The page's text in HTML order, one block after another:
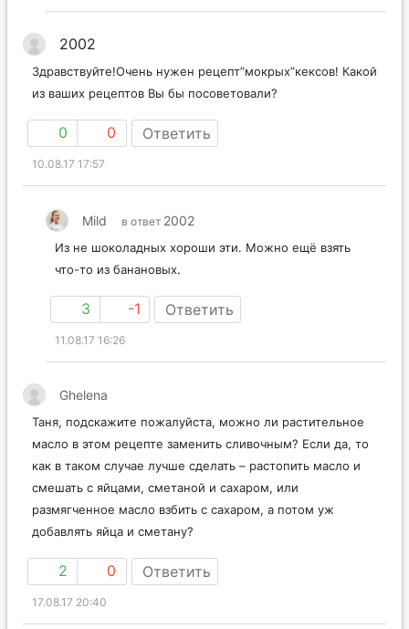
2002
Здравствуйте!Очень нужен рецепт”мокрых”кексов! Какой
из ваших рецептов Вы бы посоветовали?
0 0 Ответить
10.08.17 17:57
Mild в ответ 2002
Из не шоколадных хороши эти. Можно ещё взять
что-то из банановых.
3 -1 Ответить
11.08.17 16:26
Ghelena
Таня, подскажите пожалуйста, можно ли растительное
масло в этом рецепте заменить сливочным? Если да, то
как в таком случае лучше сделать – растопить масло и
смешать с яйцами, сметаной и сахаром, или
размягченное масло взбить с сахаром, а потом уж
добавлять яйца и сметану?
2 0 Ответить
17.08.17 20:40